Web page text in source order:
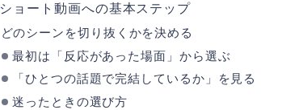
ショート動画への基本ステップ
どのシーンを切り抜くかを決める
最初は「反応があった場面」から選ぶ
「ひとつの話題で完結しているか」を見る
迷ったときの選び方